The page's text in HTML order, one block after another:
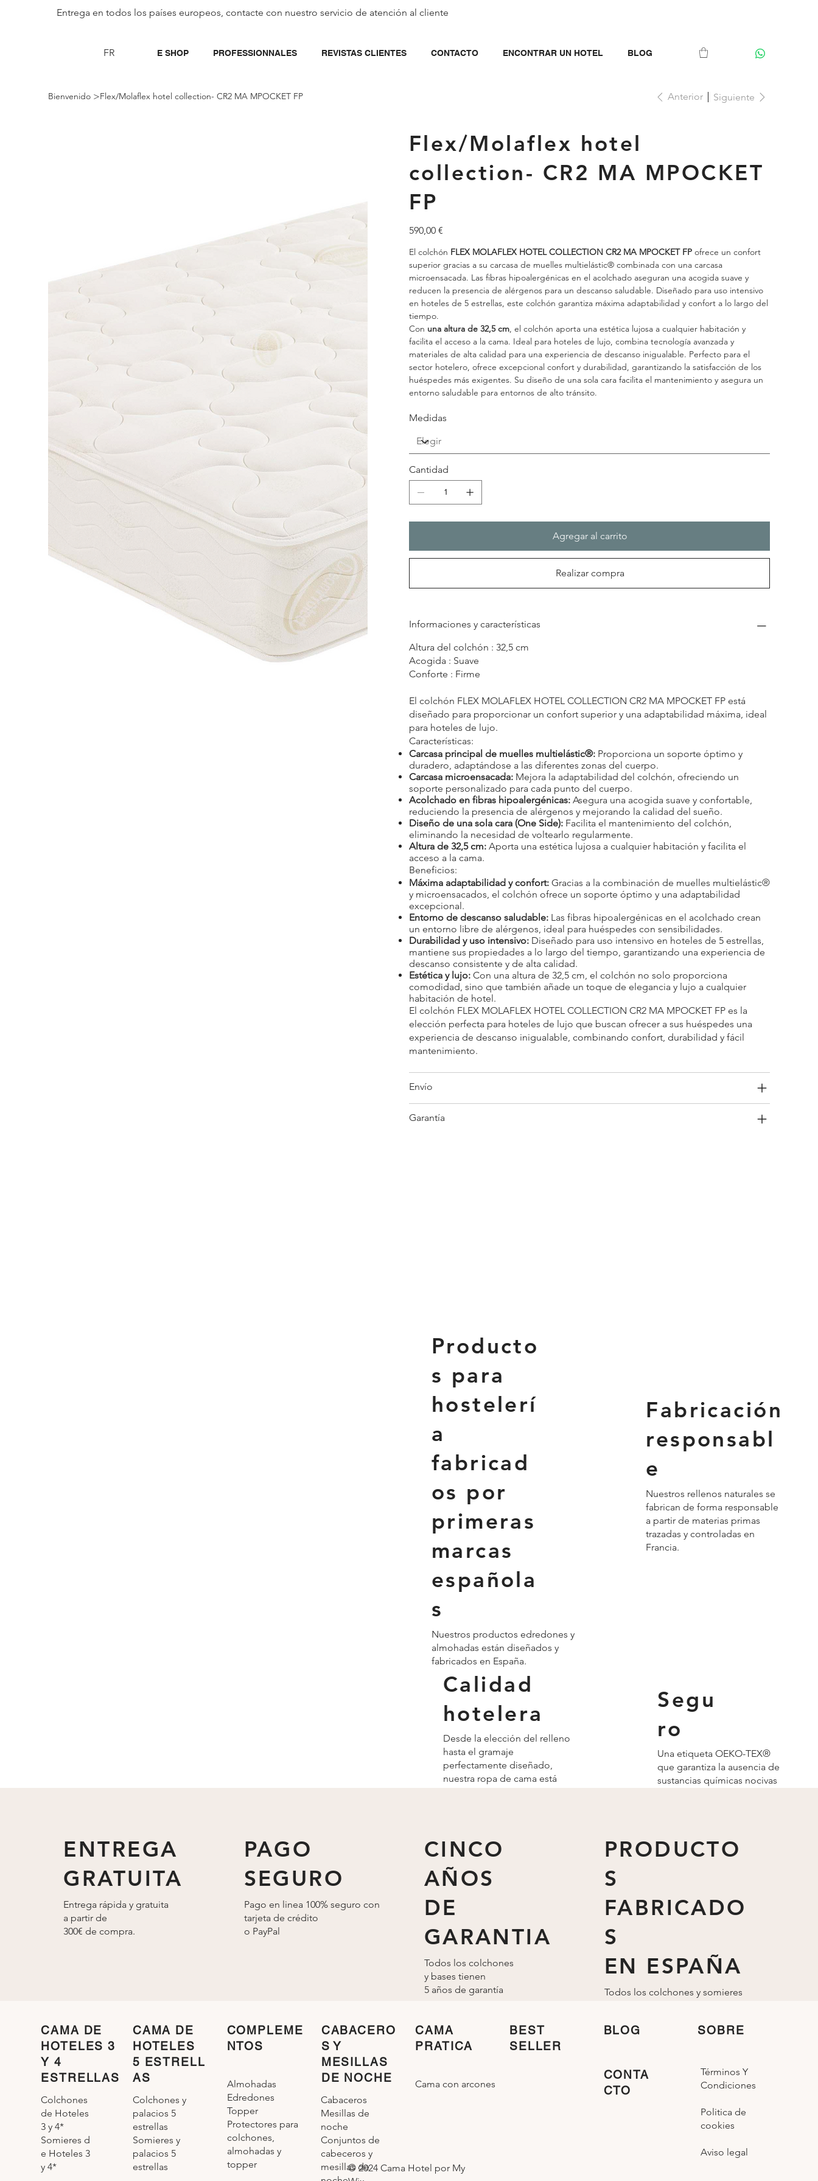
Entrega en todos los países europeos, contacte con nuestro servicio de atención al cliente
E SHOP PROFESSIONNALES REVISTAS CLIENTES CONTACTO ENCONTRAR UN HOTEL BLOG
FR
Bienvenido >Flex/Molaflex hotel collection- CR2 MA MPOCKET FP Anterior Siguiente
Flex/Molaflex hotel
collection- CR2 MA MPOCKET
FP
Precio
590,00 €
El colchón FLEX MOLAFLEX HOTEL COLLECTION CR2 MA MPOCKET FP ofrece un confort
superior gracias a su carcasa de muelles multielástic® combinada con una carcasa
microensacada. Las fibras hipoalergénicas en el acolchado aseguran una acogida suave y
reducen la presencia de alérgenos para un descanso saludable. Diseñado para uso intensivo
en hoteles de 5 estrellas, este colchón garantiza máxima adaptabilidad y confort a lo largo del
tiempo.
Con una altura de 32,5 cm, el colchón aporta una estética lujosa a cualquier habitación y
facilita el acceso a la cama. Ideal para hoteles de lujo, combina tecnología avanzada y
materiales de alta calidad para una experiencia de descanso inigualable. Perfecto para el
sector hotelero, ofrece excepcional confort y durabilidad, garantizando la satisfacción de los
huéspedes más exigentes. Su diseño de una sola cara facilita el mantenimiento y asegura un
entorno saludable para entornos de alto tránsito.
Medidas
Cantidad
Agregar al carrito
Realizar compra
Informaciones y características
Altura del colchón : 32,5 cm
Acogida : Suave
Conforte : Firme
El colchón FLEX MOLAFLEX HOTEL COLLECTION CR2 MA MPOCKET FP está
diseñado para proporcionar un confort superior y una adaptabilidad máxima, ideal
para hoteles de lujo.
Características:
Carcasa principal de muelles multielástic®: Proporciona un soporte óptimo y
duradero, adaptándose a las diferentes zonas del cuerpo.
Carcasa microensacada: Mejora la adaptabilidad del colchón, ofreciendo un
soporte personalizado para cada punto del cuerpo.
Acolchado en fibras hipoalergénicas: Asegura una acogida suave y confortable,
reduciendo la presencia de alérgenos y mejorando la calidad del sueño.
Diseño de una sola cara (One Side): Facilita el mantenimiento del colchón,
eliminando la necesidad de voltearlo regularmente.
Altura de 32,5 cm: Aporta una estética lujosa a cualquier habitación y facilita el
acceso a la cama.
Beneficios:
Máxima adaptabilidad y confort: Gracias a la combinación de muelles multielástic®
y microensacados, el colchón ofrece un soporte óptimo y una adaptabilidad
excepcional.
Entorno de descanso saludable: Las fibras hipoalergénicas en el acolchado crean
un entorno libre de alérgenos, ideal para huéspedes con sensibilidades.
Durabilidad y uso intensivo: Diseñado para uso intensivo en hoteles de 5 estrellas,
mantiene sus propiedades a lo largo del tiempo, garantizando una experiencia de
descanso consistente y de alta calidad.
Estética y lujo: Con una altura de 32,5 cm, el colchón no solo proporciona
comodidad, sino que también añade un toque de elegancia y lujo a cualquier
habitación de hotel.
El colchón FLEX MOLAFLEX HOTEL COLLECTION CR2 MA MPOCKET FP es la
elección perfecta para hoteles de lujo que buscan ofrecer a sus huéspedes una
experiencia de descanso inigualable, combinando confort, durabilidad y fácil
mantenimiento.
Envío
Garantía
Producto
s para
hostelerí
a
fabricad
os por
primeras
marcas
española
s
Nuestros productos edredones y
almohadas están diseñados y
fabricados en España.
Calidad
hotelera
Desde la elección del relleno
hasta el gramaje
perfectamente diseñado,
nuestra ropa de cama está
Fabricación
responsabl
e
Nuestros rellenos naturales se
fabrican de forma responsable
a partir de materias primas
trazadas y controladas en
Francia.
Segu
ro
Una etiqueta OEKO-TEX®
que garantiza la ausencia de
sustancias químicas nocivas
ENTREGA
GRATUITA
Entrega rápida y gratuita
a partir de
300€ de compra.
PAGO
SEGURO
Pago en linea 100% seguro con
tarjeta de crédito
o PayPal
CINCO
AÑOS
DE
GARANTIA
Todos los colchones
y bases tienen
5 años de garantía
PRODUCTO
S
FABRICADO
S
EN ESPAÑA
Todos los colchones y somieres
CAMA DE
HOTELES 3
Y 4
ESTRELLAS
Colchones
de Hoteles
3 y 4*
Somieres d
e Hoteles 3
y 4*
CAMA DE
HOTELES
5 ESTRELL
AS
Colchones y
palacios 5
estrellas
Somieres y
palacios 5
estrellas
COMPLEME
NTOS
Almohadas
Edredones
Topper
Protectores para
colchones,
almohadas y
topper
CABACERO
S Y
MESILLAS
DE NOCHE
Cabaceros
Mesillas de
noche
Conjuntos de
cabeceros y
mesillas de© 2024 Cama Hotel por My
CAMA
PRATICA
Cama con arcones
BEST
SELLER
BLOG
CONTA
CTO
SOBRE
Términos Y
Condiciones
Politica de
cookies
Aviso legal